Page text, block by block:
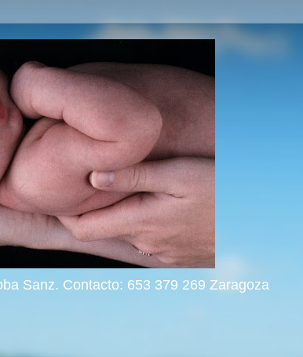
Sanz. Contacto: 653 379 269 Zaragoza